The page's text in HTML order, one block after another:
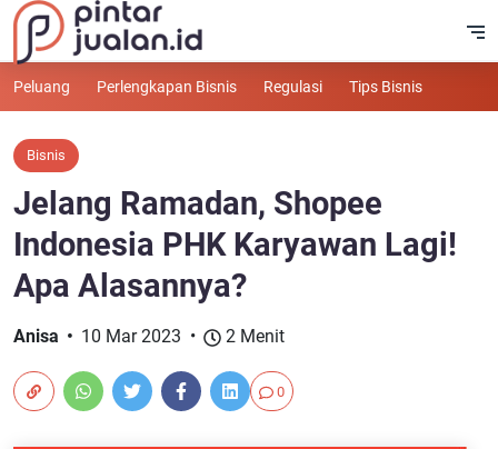
Peluang Perlengkapan Bisnis Regulasi Tips Bisnis
Bisnis
Jelang Ramadan, Shopee
Indonesia PHK Karyawan Lagi!
Apa Alasannya?
Anisa 10 Mar 2023 2 Menit
0